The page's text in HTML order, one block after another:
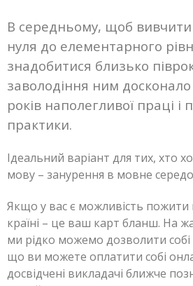
В середньому, щоб вивчити
нуля до елементарного
знадобитися близько
заволодіння ним
років наполегливої ​​праці і
практики.
Ідеальний варіант для тих, хто
мову – занурення в мовне
Якщо у вас є можливість пожити
країні – це ваш карт бланш. На
ми рідко можемо дозволити собі
що ви можете оплатити собі
досвідчені викладачі ближче